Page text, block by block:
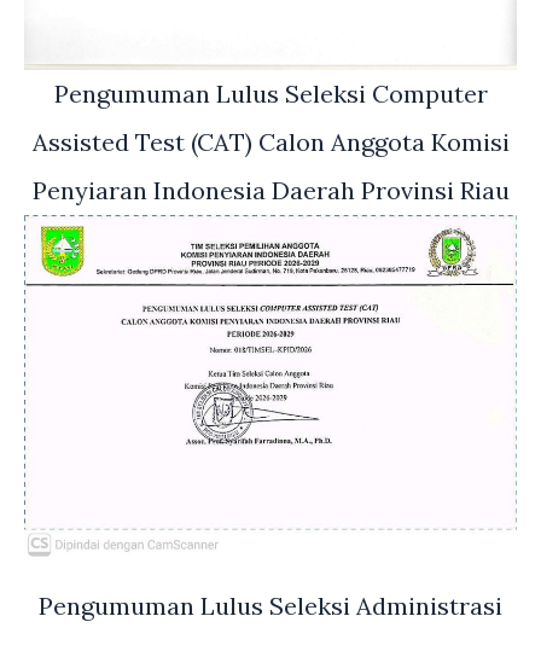
Pengumuman Lulus Seleksi Computer
Assisted Test (CAT) Calon Anggota Komisi
Penyiaran Indonesia Daerah Provinsi Riau
Pengumuman Lulus Seleksi Administrasi